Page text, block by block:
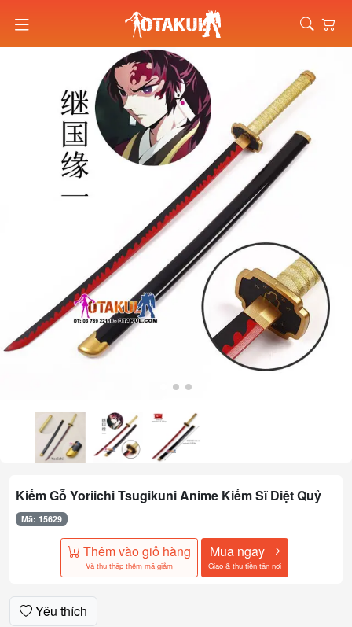
Kiếm Gỗ Yoriichi Tsugikuni Anime Kiếm Sĩ Diệt Quỷ
Mã: 15629
Thêm vào giỏ hàng
Và thu thập thêm mã giảm
Mua ngay
Giao & thu tiền tận nơi
Yêu thích